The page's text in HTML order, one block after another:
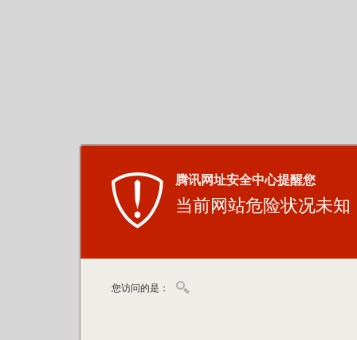
腾讯网址安全中心提醒您
当前网站危险状况未知
您访问的是：